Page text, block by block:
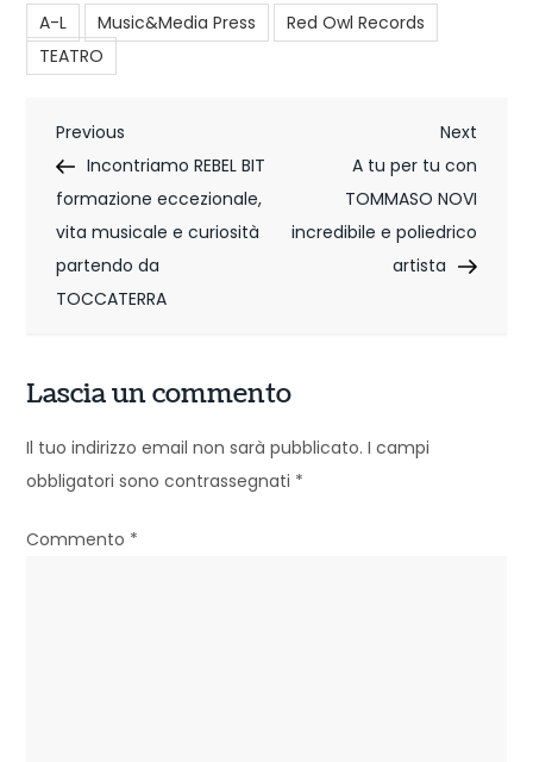
A-L
Music&Media Press
Red Owl Records
TEATRO
N
a
v
i
z
i
n
Previous
Post
Previous
Incontriamo REBEL BIT
formazione eccezionale,
vita musicale e curiosità
partendo da
TOCCATERRA
Next
Post
Next
A tu per tu con
TOMMASO NOVI
incredibile e poliedrico
artista
Lascia un commento
Il tuo indirizzo email non sarà pubblicato. I campi
obbligatori sono contrassegnati *
Commento *